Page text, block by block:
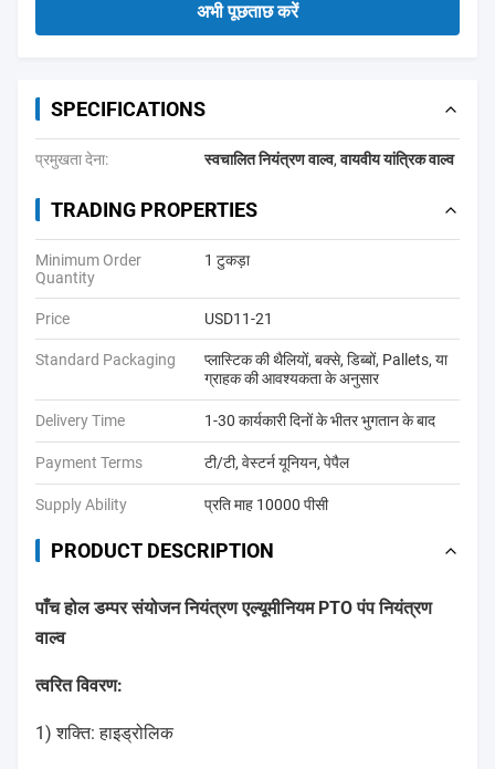
अभी पूछताछ करें
SPECIFICATIONS
प्रमुखता देना: स्वचालित नियंत्रण वाल्व,वायवीय यांत्रिक वाल्व
TRADING PROPERTIES
Minimum Order
Quantity
1 टुकड़ा
Price USD11-21
Standard Packaging
प्लास्टिक की थैलियों, बक्से, डिब्बों, Pallets, या
ग्राहक की आवश्यकता के अनुसार
Delivery Time 1-30 कार्यकारी दिनों के भीतर भुगतान के बाद
Payment Terms टी/टी, वेस्टर्न यूनियन, पेपैल
Supply Ability प्रति माह 10000 पीसी
PRODUCT DESCRIPTION
पाँच होल डम्पर संयोजन नियंत्रण एल्यूमीनियम PTO पंप नियंत्रण
वाल्व
त्वरित विवरण:
1) शक्ति: हाइड्रोलिक